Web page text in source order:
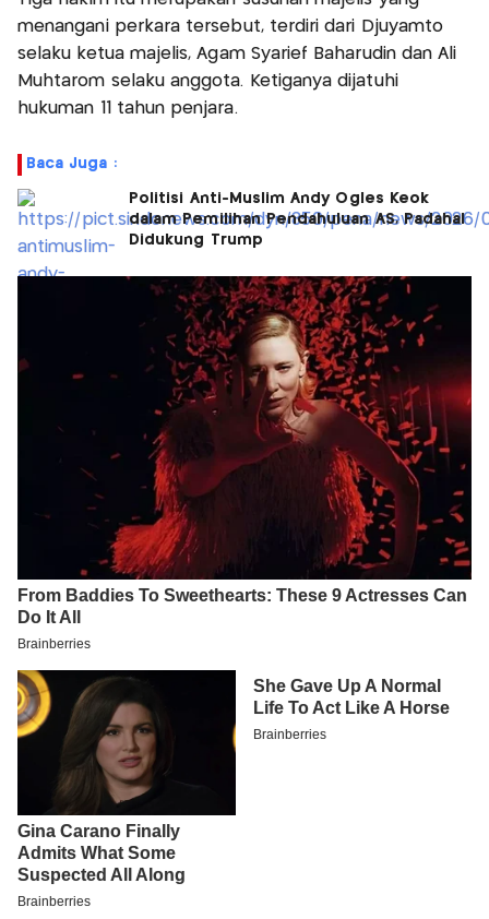
menangani perkara tersebut, terdiri dari Djuyamto
selaku ketua majelis, Agam Syarief Baharudin dan Ali
Muhtarom selaku anggota. Ketiganya dijatuhi
hukuman 11 tahun penjara.
Baca Juga :
Politisi Anti-Muslim Andy Ogles Keok
dalam Pemilihan Pendahuluan AS, Padahal
Didukung Trump